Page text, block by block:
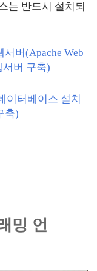
는 반드시 설치되
버(Apache Web
서버 구축)
이터베이스 설치
축)
밍 언